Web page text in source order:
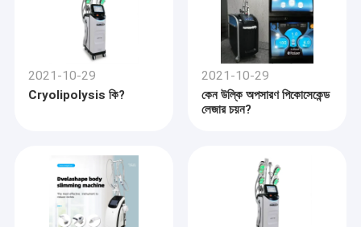
2021-10-29
Cryolipolysis কি?
2021-10-29
কেন উল্কি অপসারণ পিকোসেকেন্ড
লেজার চয়ন?